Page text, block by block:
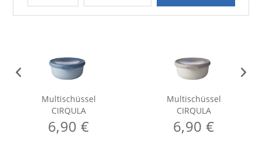
Multischüssel
CIRQULA
6,90 €
Multischüssel
CIRQULA
6,90 €